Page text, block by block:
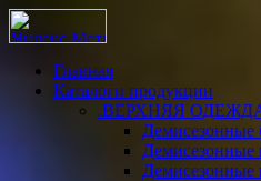
Главная
Каталоги продукции
.ВЕРХНЯЯ
Демисезонные
Демисезонные